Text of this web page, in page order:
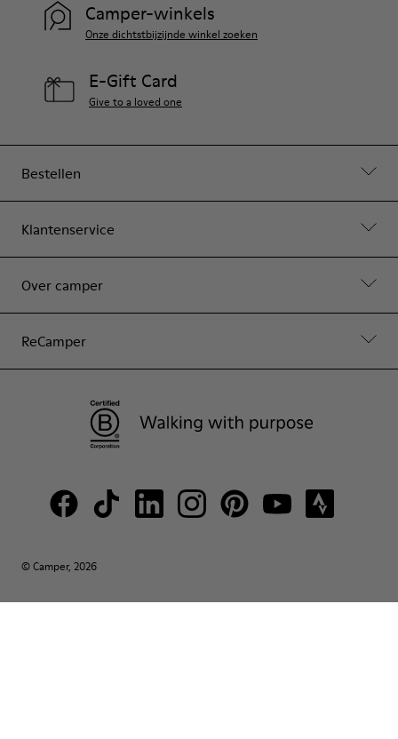
Bestellen
Klantenservice
Over camper
ReCamper
Camper-winkels
Onze dichtstbijzijnde winkel zoeken
E-Gift Card
Give to a loved one
© Camper, 2026